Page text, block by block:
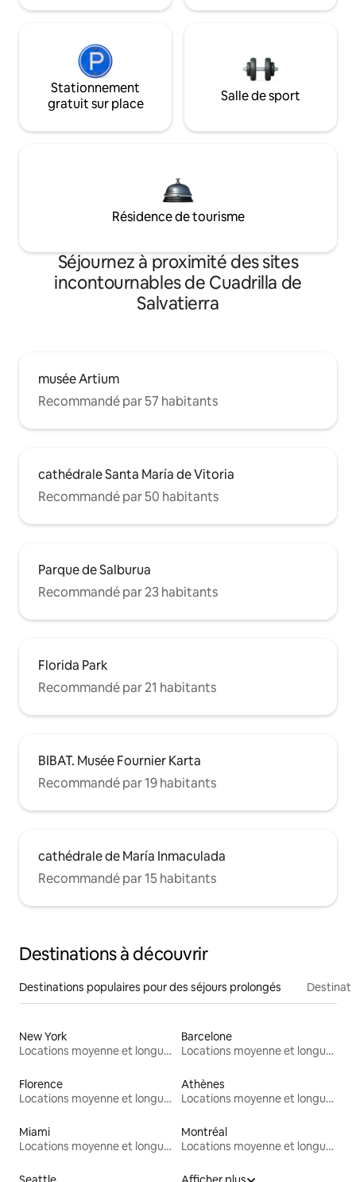
Stationnement
gratuit sur place
Salle de sport
Résidence de tourisme
Séjournez à proximité des sites
incontournables de Cuadrilla de
Salvatierra
musée Artium
Recommandé par 57 habitants
cathédrale Santa María de Vitoria
Recommandé par 50 habitants
Parque de Salburua
Recommandé par 23 habitants
Florida Park
Recommandé par 21 habitants
BIBAT. Musée Fournier Karta
Recommandé par 19 habitants
cathédrale de María Inmaculada
Recommandé par 15 habitants
Destinations à découvrir
Destinations populaires pour des séjours prolongés
New York
Locations moyenne et longue durée
Barcelone
Locations moyenne et longue durée
Florence
Locations moyenne et longue durée
Athènes
Locations moyenne et longue durée
Miami
Locations moyenne et longue durée
Montréal
Locations moyenne et longue durée